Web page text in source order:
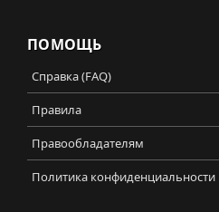
ПОМОЩЬ
Справка (FAQ)
Правила
Правообладателям
Политика конфиденциальности